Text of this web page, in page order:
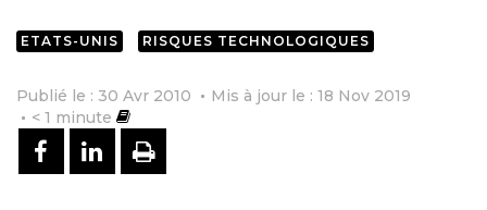
ETATS-UNIS RISQUES TECHNOLOGIQUES
Publié le : 30 Avr 2010
Mis à jour le : 18 Nov 2019
< 1 minute
PARTAGER SUR FACEBOOK
PARTAGER SUR LINKEDIN
IMPRIMER